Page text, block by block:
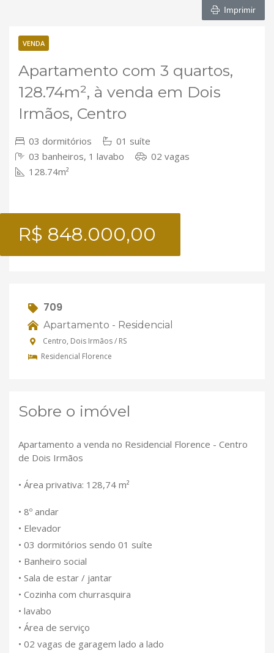
Imprimir
VENDA
Apartamento com 3 quartos,
128.74m², à venda em Dois
Irmãos, Centro
03 dormitórios
01 suíte
03 banheiros, 1 lavabo
02 vagas
128.74m²
R$ 848.000,00
709
Apartamento - Residencial
Centro, Dois Irmãos / RS
Residencial Florence
Sobre o imóvel
Apartamento a venda no Residencial Florence - Centro
de Dois Irmãos
• Área privativa: 128,74 m²
• 8º andar
• Elevador
• 03 dormitórios sendo 01 suíte
• Banheiro social
• Sala de estar / jantar
• Cozinha com churrasquira
• lavabo
• Área de serviço
• 02 vagas de garagem lado a lado